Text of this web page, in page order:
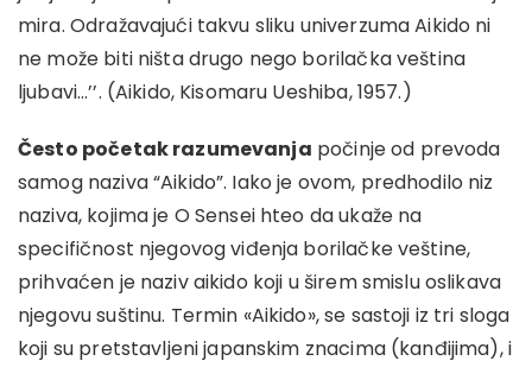
mira. Odražavajući takvu sliku univerzuma Aikido ni
ne može biti ništa drugo nego borilačka veština
ljubavi…’’. (Aikido, Kisomaru Ueshiba, 1957.)
Često početak razumevanja počinje od prevoda
samog naziva “Aikido”. Iako je ovom, predhodilo niz
naziva, kojima je O Sensei hteo da ukaže na
specifičnost njegovog viđenja borilačke veštine,
prihvaćen je naziv aikido koji u širem smislu oslikava
njegovu suštinu. Termin «Aikido», se sastoji iz tri sloga
koji su pretstavljeni japanskim znacima (kanđijima), i